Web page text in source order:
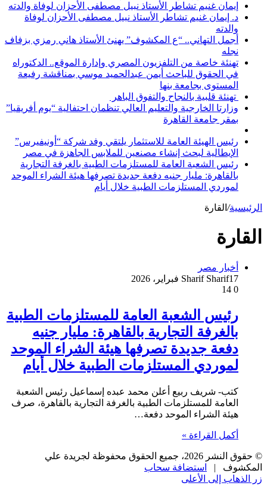
إيمان غنيم تشاطر الأستاذ نبيل مصطفى الأحزان لوفاة والدته
د. إيمان غنيم تشاطر الأستاذ نبيل مصطفى الأحزان لوفاة
والدته
أجمل التهاني.. “ع المكشوف” يهنئ الأستاذ هاني رمزي بزفاف
نجله
تهنئة خاصة من التلفزيون المصري وإدارة الموقع.. الدكتوراه
في الحقوق للباحث أيمن عبدالحميد موسي بمناقشة رفيعة
المستوى بجامعة بنها
تهنئة قلبية بالنجاح والتفوق الباهر
وزارتا الخارجية والتعليم العالي تنظمان احتفالية “يوم أفريقيا”
بمقر جامعة القاهرة
رئيس الهيئة العامة للاستثمار يلتقي وفد شركة “أونيفيرس”
الإيطالية لبحث إنشاء مصنعين للملابس الجاهزة في مصر
رئيس الشعبة العامة للمستلزمات الطبية بالغرفة التجارية
بالقاهرة: مليار جنيه دفعة جديدة تصرفها هيئة الشراء الموحد
لموردي المستلزمات الطبية خلال أيام
الرئيسية/ القارة
القارة
أخبار مصر
Sharif Sharif17 فبراير، 2026
0
رئيس الشعبة العامة للمستلزمات الطبية
بالغرفة التجارية بالقاهرة: مليار جنيه
دفعة جديدة تصرفها هيئة الشراء الموحد
لموردي المستلزمات الطبية خلال أيام
كتب- شريف ربيع أعلن محمد عبده إسماعيل رئيس الشعبة
العامة للمستلزمات الطبية بالغرفة التجارية بالقاهرة، صرف
هيئة الشراء الموحد دفعة…
أكمل القراءة »
© حقوق النشر 2026، جميع الحقوق محفوظة لجريدة علي
المكشوف |
استضافة سحاب
زر الذهاب إلى الأعلى